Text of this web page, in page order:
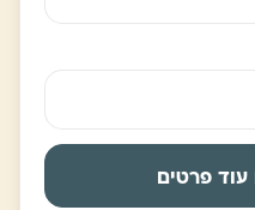
עוד פרטים